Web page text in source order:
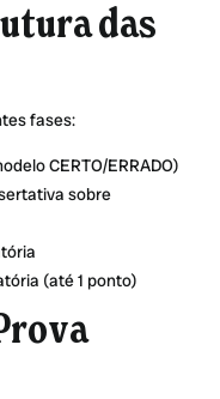
das
fases:
CERTO/ERRADO)
sobre
(até 1 ponto)